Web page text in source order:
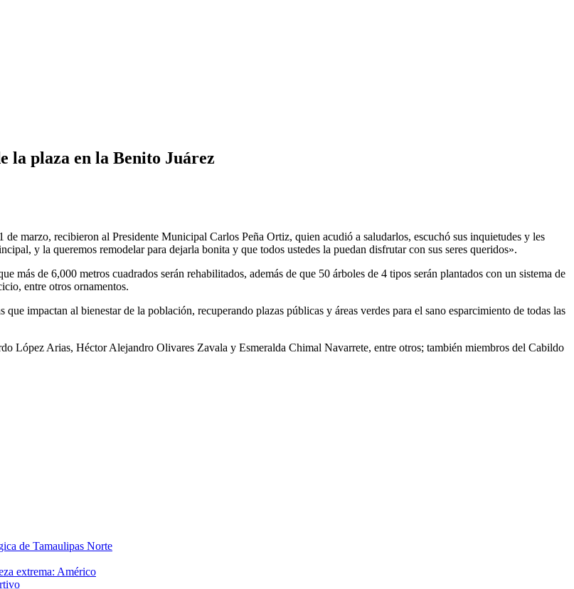
la plaza en la Benito Juárez
marzo, recibieron al Presidente Municipal Carlos Peña Ortiz, quien acudió a saludarlos, escuchó sus inquietudes y les
y la queremos remodelar para dejarla bonita y que todos ustedes la puedan disfrutar con sus seres queridos».
más de 6,000 metros cuadrados serán rehabilitados, además de que 50 árboles de 4 tipos serán plantados con un sistema de
entre otros ornamentos.
impactan al bienestar de la población, recuperando plazas públicas y áreas verdes para el sano esparcimiento de todas las
López Arias, Héctor Alejandro Olivares Zavala y Esmeralda Chimal Navarrete, entre otros; también miembros del Cabildo
de Tamaulipas Norte
extrema: Américo